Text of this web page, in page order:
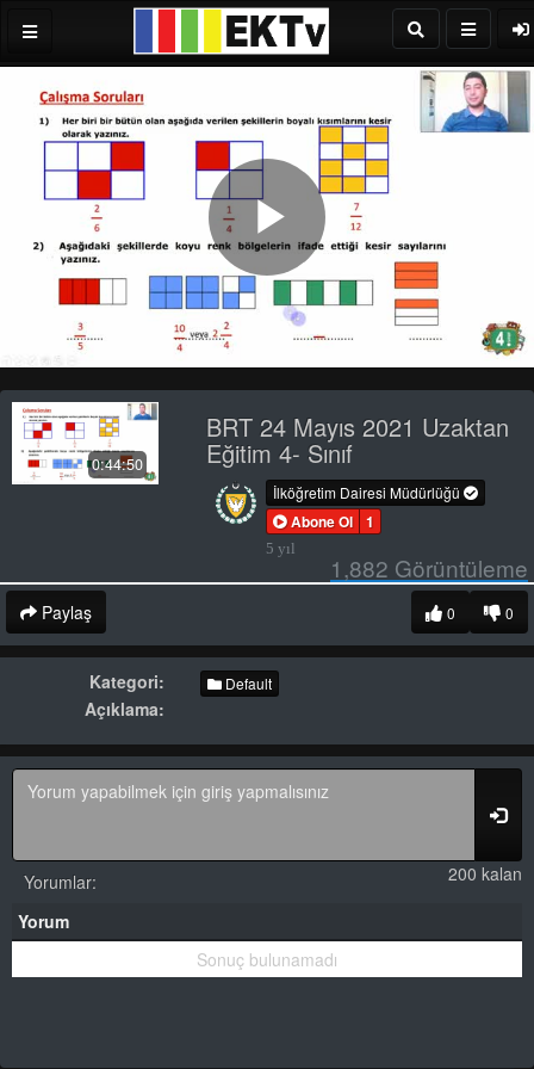
Play
Video
0:44:50
BRT 24 Mayıs 2021 Uzaktan
Eğitim 4- Sınıf
İlköğretim Dairesi Müdürlüğü
Abone Ol 1
5 yıl
1,882 Görüntüleme
Paylaş 0
0
Kategori: Default
Açıklama:
200 kalan
Yorumlar:
Yorum
Sonuç bulunamadı